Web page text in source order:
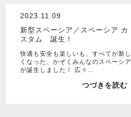
2023.11.09
新型スペーシア／スペーシア カ
スタム 誕生！
快適も安全も楽しいも、すべてが新し
くなった、かぞくみんなのスペーシア
が誕生しました！ 広々…
つづきを読む